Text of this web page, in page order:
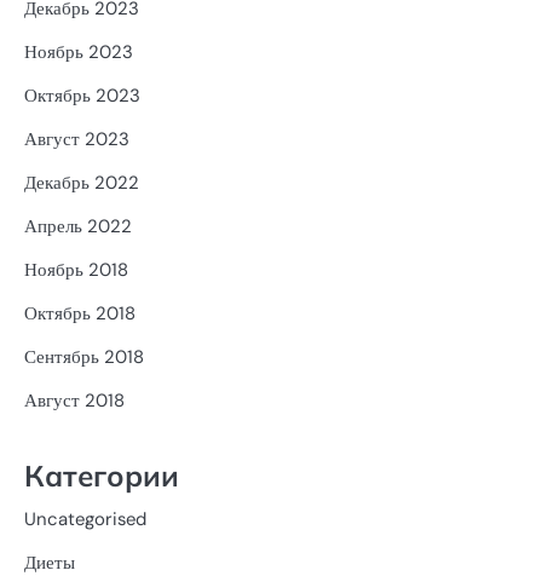
Декабрь 2023
Ноябрь 2023
Октябрь 2023
Август 2023
Декабрь 2022
Апрель 2022
Ноябрь 2018
Октябрь 2018
Сентябрь 2018
Август 2018
Категории
Uncategorised
Диеты